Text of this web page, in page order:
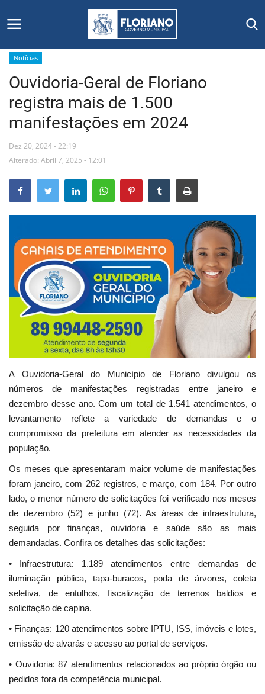
Início
Editais
Floriano
Mural de Licitações
Vídeos
Webmail
Contato
Notícias
Ouvidoria-Geral de Floriano
registra mais de 1.500
manifestações em 2024
Dez 20, 2024 - 22:19
Alterado: Abril 7, 2025 - 12:01
A Ouvidoria-Geral do Município de Floriano divulgou os
números de manifestações registradas entre janeiro e
dezembro desse ano. Com um total de 1.541 atendimentos, o
levantamento reflete a variedade de demandas e o
compromisso da prefeitura em atender as necessidades da
população.
Os meses que apresentaram maior volume de manifestações
foram janeiro, com 262 registros, e março, com 184. Por outro
lado, o menor número de solicitações foi verificado nos meses
de dezembro (52) e junho (72). As áreas de infraestrutura,
seguida por finanças, ouvidoria e saúde são as mais
demandadas. Confira os detalhes das solicitações:
• Infraestrutura: 1.189 atendimentos entre demandas de
iluminação pública, tapa-buracos, poda de árvores, coleta
seletiva, de entulhos, fiscalização de terrenos baldios e
solicitação de capina.
• Finanças: 120 atendimentos sobre IPTU, ISS, imóveis e lotes,
emissão de alvarás e acesso ao portal de serviços.
• Ouvidoria: 87 atendimentos relacionados ao próprio órgão ou
pedidos fora da competência municipal.